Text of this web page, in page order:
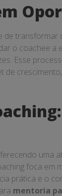
de
o coachee a
Esse
de
uma
foca em
prática e o
mentoria